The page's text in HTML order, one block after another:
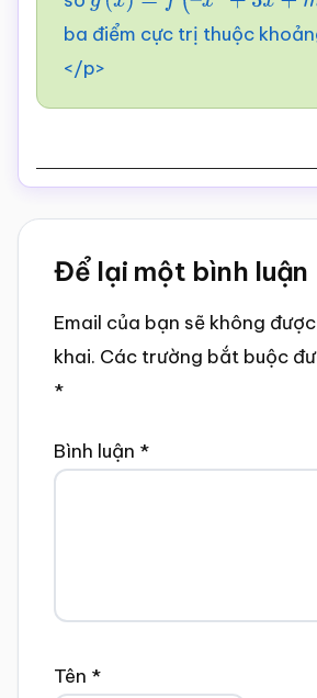
g (x)=f( – x3+3 +m)
ba điểm cực trị thuộc
</p>
Reader
Interactions
Để lại một bình luận
Email của bạn sẽ không
khai. Các trường bắt buộc
*
Bình luận *
Tên *